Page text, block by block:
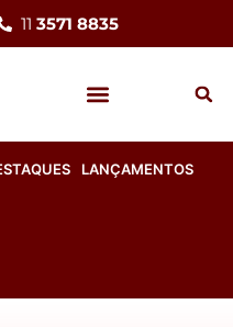
11 3571 8835
LANÇAMENTOS